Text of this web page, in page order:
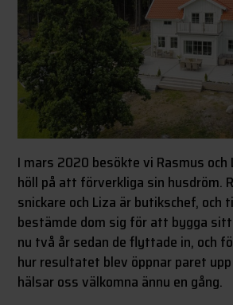
I mars 2020 besökte vi Rasmus och
höll på att förverkliga sin husdröm.
snickare och Liza är butikschef, och
bestämde dom sig för att bygga
nu två år sedan de flyttade in, och
hur resultatet blev öppnar paret
hälsar oss välkomna ännu en gång.